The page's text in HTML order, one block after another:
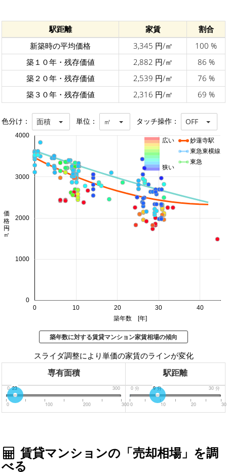
駅距離 家賃
割合
新築時の平均価格
3,345 円/㎡
100 %
築１０年・残存価値
2,882 円/㎡
86 %
築２０年・残存価値
2,539 円/㎡
76 %
築３０年・残存価値
2,316 円/㎡ 69 %
色分け： 面積 単位： ㎡ タッチ操作： OFF
0 10 20 30 40
0
1000
2000
3000
4000
築年数 [年]
価格 円/㎡
妙蓮寺駅
東急東横線
東急
広い
狭い
築年数に対する賃貸マンション家賃相場の傾向
スライダ調整により単価の家賃のラインが変化
専有面積 駅距離
0 300
23
0 100 200 300
0 分 30 分
9分
0 10 20 30
賃貸マンションの「売却相場」を調
べる